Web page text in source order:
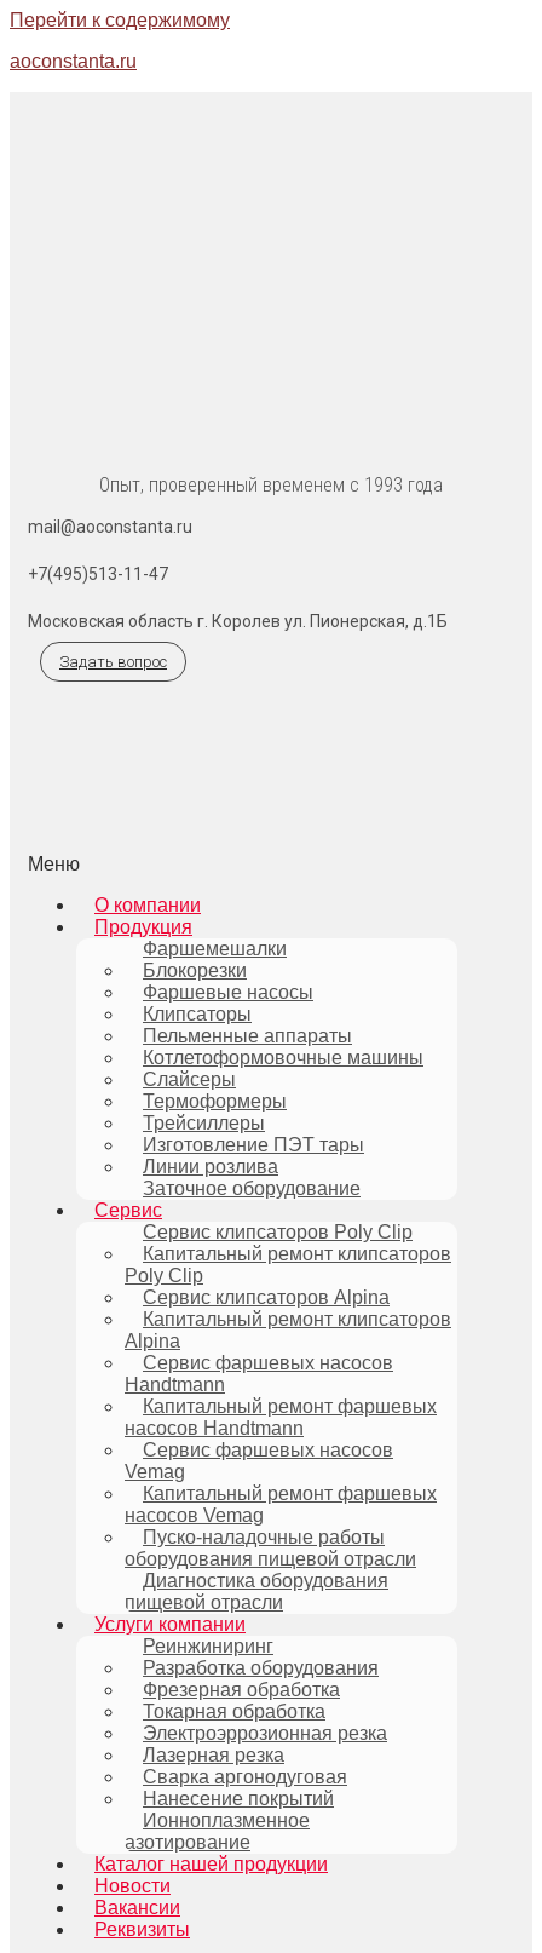
Перейти к содержимому
aoconstanta.ru
Опыт, проверенный временем с 1993 года
mail@aoconstanta.ru
+7(495)513-11-47
Московская область г. Королев ул. Пионерская, д.1Б
Задать вопрос
Меню
О компании
Продукция
Фаршемешалки
Блокорезки
Фаршевые насосы
Клипсаторы
Пельменные аппараты
Котлетоформовочные машины
Слайсеры
Термоформеры
Трейсиллеры
Изготовление ПЭТ тары
Линии розлива
Заточное оборудование
Сервис
Сервис клипсаторов Poly Clip
Капитальный ремонт клипсаторов
Poly Clip
Сервис клипсаторов Alpina
Капитальный ремонт клипсаторов
Alpina
Сервис фаршевых насосов
Handtmann
Капитальный ремонт фаршевых
насосов Handtmann
Сервис фаршевых насосов
Vemag
Капитальный ремонт фаршевых
насосов Vemag
Пуско-наладочные работы
оборудования пищевой отрасли
Диагностика оборудования
пищевой отрасли
Услуги компании
Реинжиниринг
Разработка оборудования
Фрезерная обработка
Токарная обработка
Электроэррозионная резка
Лазерная резка
Сварка аргонодуговая
Нанесение покрытий
Ионноплазменное
азотирование
Каталог нашей продукции
Новости
Вакансии
Реквизиты